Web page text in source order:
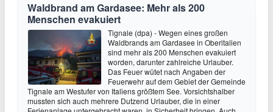
Waldbrand am Gardasee: Mehr als 200
Menschen evakuiert
Tignale (dpa) - Wegen eines großen
Waldbrands am Gardasee in Oberitalien
sind mehr als 200 Menschen evakuiert
worden, darunter zahlreiche Urlauber.
Das Feuer wütet nach Angaben der
Feuerwehr auf dem Gebiet der Gemeinde
Tignale am Westufer von Italiens größtem See. Vorsichtshalber
mussten sich auch mehrere Dutzend Urlauber, die in einer